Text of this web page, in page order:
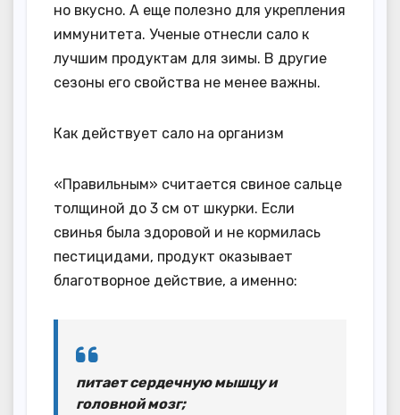
но вкусно. А еще полезно для укрепления
иммунитета. Ученые отнесли сало к
лучшим продуктам для зимы. В другие
сезоны его свойства не менее важны.
Как действует сало на организм
«Правильным» считается свиное сальце
толщиной до 3 см от шкурки. Если
свинья была здоровой и не кормилась
пестицидами, продукт оказывает
благотворное действие, а именно:
питает сердечную мышцу и
головной мозг;